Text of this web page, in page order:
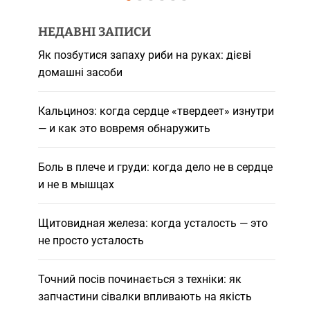
НЕДАВНІ ЗАПИСИ
Як позбутися запаху риби на руках: дієві
домашні засоби
Кальциноз: когда сердце «твердеет» изнутри
— и как это вовремя обнаружить
Боль в плече и груди: когда дело не в сердце
и не в мышцах
Щитовидная железа: когда усталость — это
не просто усталость
Точний посів починається з техніки: як
запчастини сівалки впливають на якість